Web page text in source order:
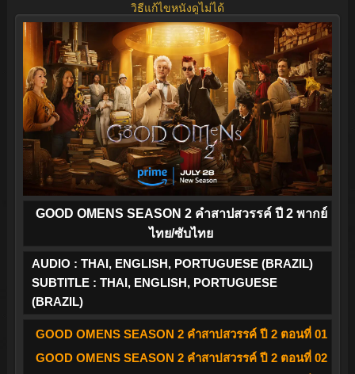
วิธีแก้ไขหนังดูไม่ได้
GOOD OMENS SEASON 2 คำสาปสวรรค์ ปี 2 พากย์
ไทย/ซับไทย
AUDIO : THAI, ENGLISH, PORTUGUESE (BRAZIL)
SUBTITLE : THAI, ENGLISH, PORTUGUESE
(BRAZIL)
GOOD OMENS SEASON 2 คำสาปสวรรค์ ปี 2 ตอนที่ 01
GOOD OMENS SEASON 2 คำสาปสวรรค์ ปี 2 ตอนที่ 02